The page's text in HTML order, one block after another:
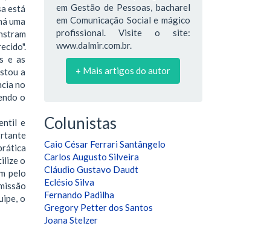
está
uma
e as
a
no
o
e
o
pelo
o
em Gestão de Pessoas, bacharel
em Comunicação Social e mágico
profissional. Visite o site:
www.dalmir.com.br.
+ Mais artigos do autor
Colunistas
Caio César Ferrari Santângelo
Carlos Augusto Silveira
Cláudio Gustavo Daudt
Eclésio Silva
Fernando Padilha
Gregory Petter dos Santos
Joana Stelzer